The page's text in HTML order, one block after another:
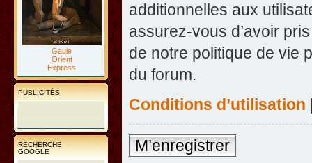
Gaule
Orient
Express
PUBLICITÉS
RECHERCHE
GOOGLE
additionnelles aux
assurez-vous d’avoir
de notre politique de vie
du forum.
Conditions d’utilisation
M’enregistrer